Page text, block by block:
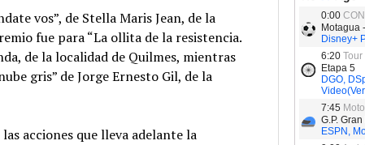
vos”, de Stella Maris Jean, de la
fue para “La ollita de la resistencia.
de la localidad de Quilmes, mientras
gris” de Jorge Ernesto Gil, de la
acciones que lleva adelante la